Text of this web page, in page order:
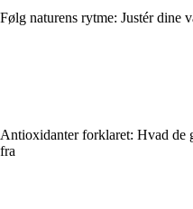
Følg naturens rytme: Justér dine
Antioxidanter forklaret: Hvad de
fra